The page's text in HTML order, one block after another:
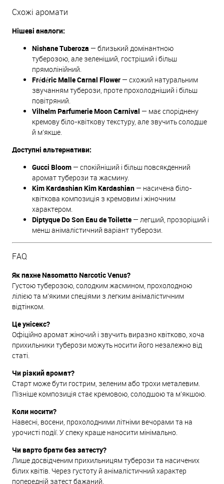
Схожі аромати
Нішеві аналоги:
Nishane Tuberoza — близький домінантною
туберозою, але зеленіший, гостріший і більш
прямолінійний.
Frédéric Malle Carnal Flower — схожий натуральним
звучанням туберози, проте прохолодніший і більш
повітряний.
Vilhelm Parfumerie Moon Carnival — має споріднену
кремову біло-квіткову текстуру, але звучить солодше
й м’якше.
Доступні альтернативи:
Gucci Bloom — спокійніший і більш повсякденний
аромат туберози та жасмину.
Kim Kardashian Kim Kardashian — насичена біло-
квіткова композиція з кремовим і жіночним
характером.
Diptyque Do Son Eau de Toilette — легший, прозоріший і
менш анімалістичний варіант туберози.
FAQ
Як пахне Nasomatto Narcotic Venus?
Густою туберозою, солодким жасмином, прохолодною
лілією та м’якими спеціями з легким анімалістичним
відтінком.
Це унісекс?
Офіційно аромат жіночий і звучить виразно квітково, хоча
прихильники туберози можуть носити його незалежно від
статі.
Чи різкий аромат?
Старт може бути гострим, зеленим або трохи металевим.
Пізніше композиція стає кремовою, солодшою та м’якшою.
Коли носити?
Навесні, восени, прохолодними літніми вечорами та на
урочисті події. У спеку краще наносити мінімально.
Чи варто брати без затесту?
Лише досвідченим прихильницям туберози та насичених
білих квітів. Через густоту й анімалістичний характер
попередній затест бажаний.